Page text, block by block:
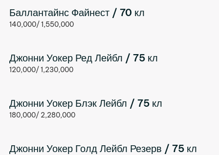
Баллантайнс Файнест / 70 кл
140,000/ 1,550,000
Джонни Уокер Ред Лейбл / 75 кл
120,000/ 1,230,000
Джонни Уокер Блэк Лейбл / 75 кл
180,000/ 2,280,000
Джонни Уокер Голд Лейбл Резерв / 75 кл